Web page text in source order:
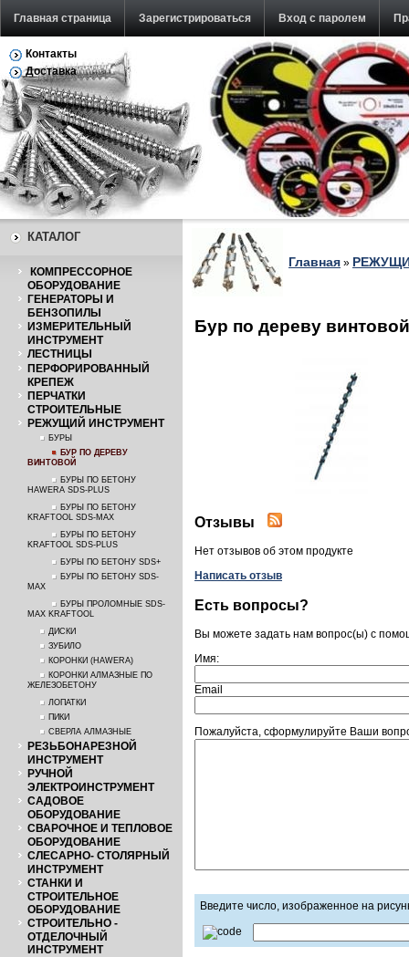
Главная страница Зарегистрироваться Вход с паролем
Обратная связь
Контакты
Доставка
КАТАЛОГ
КОМПРЕССОРНОЕ
ОБОРУДОВАНИЕ
ГЕНЕРАТОРЫ И
БЕНЗОПИЛЫ
ИЗМЕРИТЕЛЬНЫЙ
ИНСТРУМЕНТ
ЛЕСТНИЦЫ
ПЕРФОРИРОВАННЫЙ
КРЕПЕЖ
ПЕРЧАТКИ
СТРОИТЕЛЬНЫЕ
РЕЖУЩИЙ ИНСТРУМЕНТ
БУРЫ
БУР ПО ДЕРЕВУ
ВИНТОВОЙ
БУРЫ ПО БЕТОНУ
HAWERA SDS-PLUS
БУРЫ ПО БЕТОНУ
KRAFTOOL SDS-MAX
БУРЫ ПО БЕТОНУ
KRAFTOOL SDS-PLUS
БУРЫ ПО БЕТОНУ SDS+
БУРЫ ПО БЕТОНУ SDS-
MAX
БУРЫ ПРОЛОМНЫЕ SDS-
MAX KRAFTOOL
ДИСКИ
ЗУБИЛО
КОРОНКИ (HAWERA)
КОРОНКИ АЛМАЗНЫЕ ПО
ЖЕЛЕЗОБЕТОНУ
ЛОПАТКИ
ПИКИ
СВЕРЛА АЛМАЗНЫЕ
РЕЗЬБОНАРЕЗНОЙ
ИНСТРУМЕНТ
РУЧНОЙ
ЭЛЕКТРОИНСТРУМЕНТ
САДОВОЕ
ОБОРУДОВАНИЕ
СВАРОЧНОЕ И ТЕПЛОВОЕ
ОБОРУДОВАНИЕ
СЛЕСАРНО- СТОЛЯРНЫЙ
ИНСТРУМЕНТ
СТАНКИ И
СТРОИТЕЛЬНОЕ
ОБОРУДОВАНИЕ
СТРОИТЕЛЬНО -
ОТДЕЛОЧНЫЙ
ИНСТРУМЕНТ
Главная »
Бур по дереву
Отзывы
Нет отзывов об этом продукте
Написать отзыв
Есть вопросы?
Вы можете задать нам вопрос(ы) с
Имя:
Email
Пожалуйста, сформулируйте Ваши
Введите число, изображенное на